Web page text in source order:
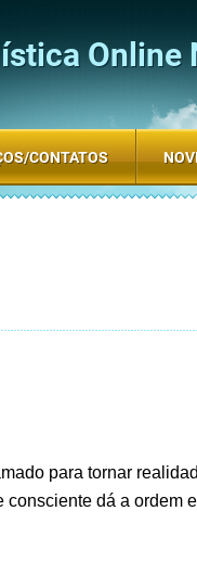
Online
para tornar
dá a ordem
CONTATOS